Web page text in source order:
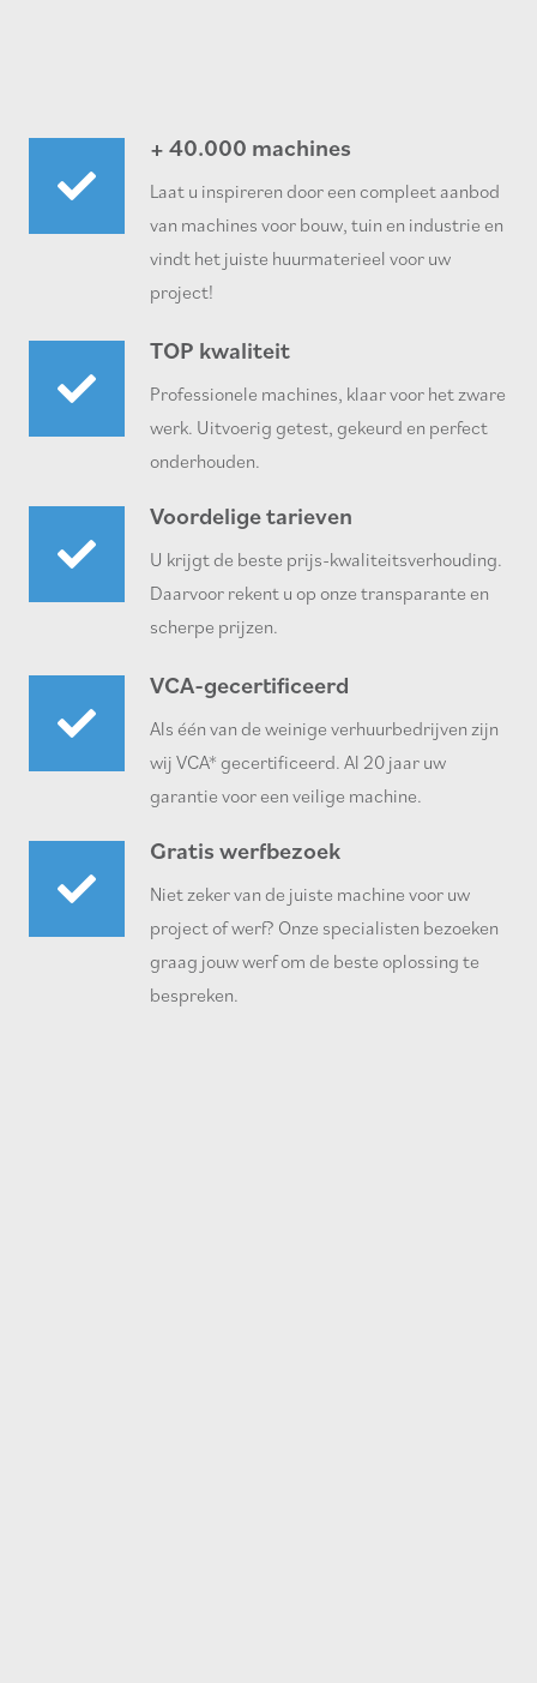
+ 40.000 machines
Laat u inspireren door een compleet aanbod
van machines voor bouw, tuin en industrie en
vindt het juiste huurmaterieel voor uw
project!
TOP kwaliteit
Professionele machines, klaar voor het zware
werk. Uitvoerig getest, gekeurd en perfect
onderhouden.
Voordelige tarieven
U krijgt de beste prijs-kwaliteitsverhouding.
Daarvoor rekent u op onze transparante en
scherpe prijzen.
VCA-gecertificeerd
Als één van de weinige verhuurbedrijven zijn
wij VCA* gecertificeerd. Al 20 jaar uw
garantie voor een veilige machine.
Gratis werfbezoek
Niet zeker van de juiste machine voor uw
project of werf? Onze specialisten bezoeken
graag jouw werf om de beste oplossing te
bespreken.